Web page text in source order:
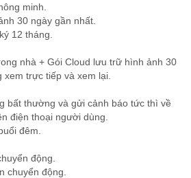
minh.
30 ngày gần nhất.
12 tháng.
nhà + Gói Cloud lưu trữ hình ảnh 30
trực tiếp và xem lại.
bất thường và gửi cảnh báo tức thì về
điện thoại người dùng.
đêm.
động.
chuyển động.